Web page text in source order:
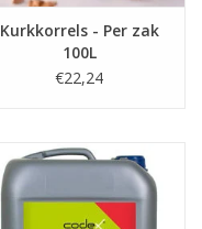
Kurkkorrels - Per zak
100L
€22,24